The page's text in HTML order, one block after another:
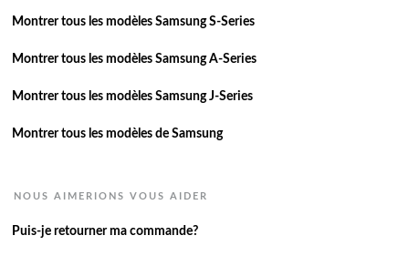
Montrer tous les modèles Samsung S-Series
Montrer tous les modèles Samsung A-Series
Montrer tous les modèles Samsung J-Series
Montrer tous les modèles de Samsung
NOUS AIMERIONS VOUS AIDER
Puis-je retourner ma commande?